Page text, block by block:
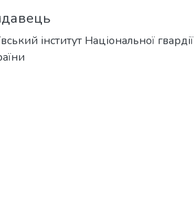
інститут Національної гвардії